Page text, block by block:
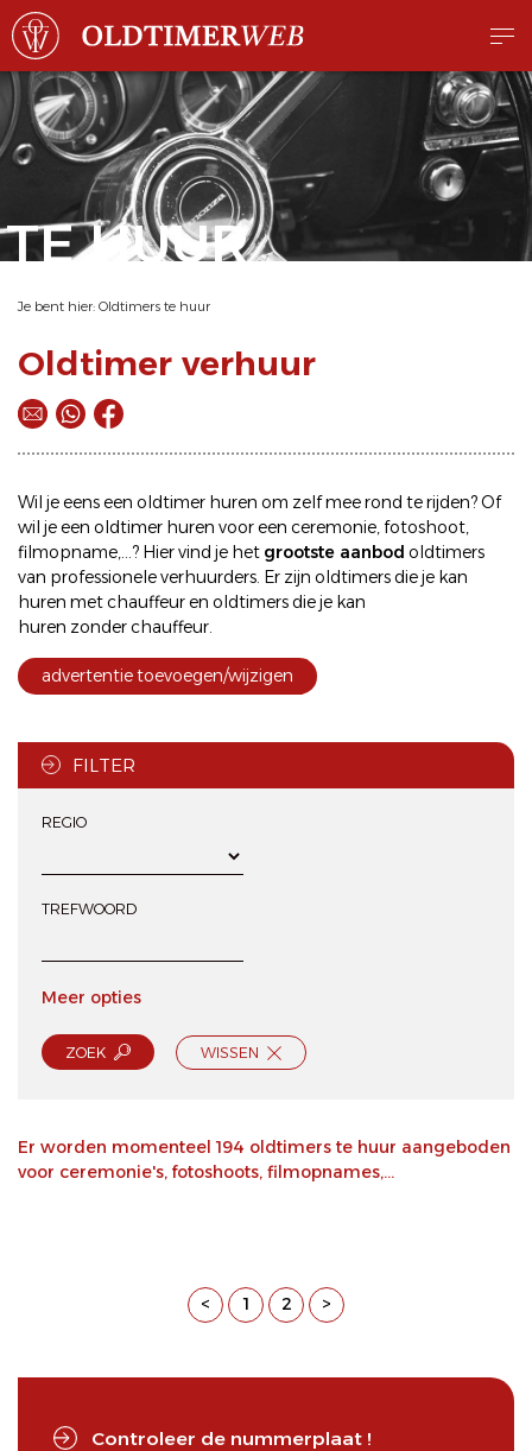
TE HUUR
Je bent hier: Oldtimers te huur
Oldtimer verhuur
Wil je eens een oldtimer huren om zelf mee rond te rijden? Of
wil je een oldtimer huren voor een ceremonie, fotoshoot,
filmopname,...? Hier vind je het grootste aanbod oldtimers
van professionele verhuurders. Er zijn oldtimers die je kan
huren met chauffeur en oldtimers die je kan
huren zonder chauffeur.
advertentie toevoegen/wijzigen
FILTER
REGIO
TREFWOORD
Meer opties
ZOEK WISSEN
Er worden momenteel 194 oldtimers te huur aangeboden
voor ceremonie's, fotoshoots, filmopnames,...
< 1 2 >
Controleer de nummerplaat !